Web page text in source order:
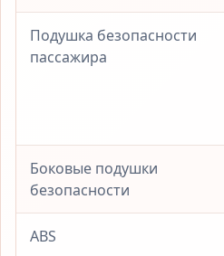
Подушка безопасности
пассажира
Боковые подушки
безопасности
ABS